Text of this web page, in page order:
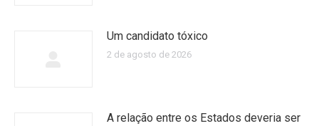
Um candidato tóxico
2 de agosto de 2026
A relação entre os Estados deveria ser